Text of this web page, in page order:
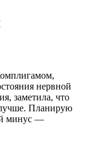
нервной
заметила, что
лучше. Планирую
минус —